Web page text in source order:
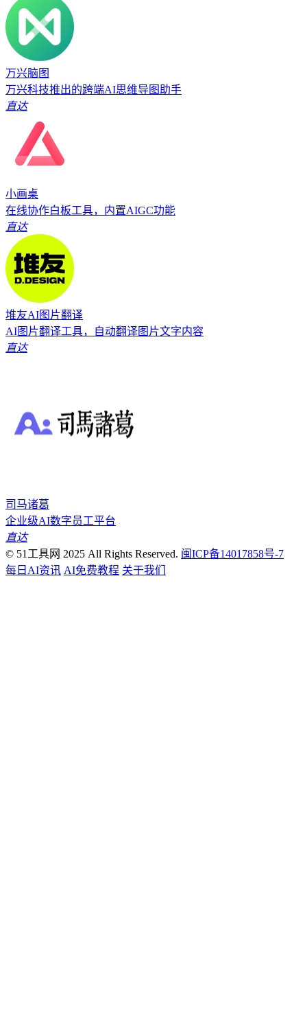
万兴脑图
万兴科技推出的跨端AI思维导图助手
直达
小画桌
在线协作白板工具，内置AIGC功能
直达
堆友AI图片翻译
AI图片翻译工具，自动翻译图片文字内容
直达
司马诸葛
企业级AI数字员工平台
直达
© 51工具网 2025 All Rights Reserved. 闽ICP备14017858号-7
每日AI资讯 AI免费教程 关于我们